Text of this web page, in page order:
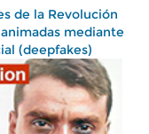
de la Revolución
mediante
(deepfakes)